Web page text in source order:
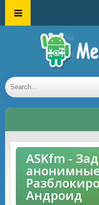
ASKfm -
Андроид